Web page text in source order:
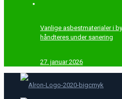
Vanlige asbestmaterialer i
håndteres under sanering
27. januar 2026